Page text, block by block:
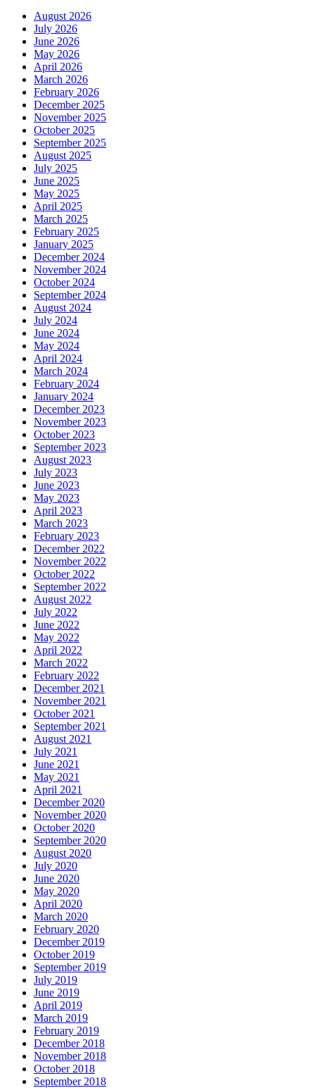
August 2026
July 2026
June 2026
May 2026
April 2026
March 2026
February 2026
December 2025
November 2025
October 2025
September 2025
August 2025
July 2025
June 2025
May 2025
April 2025
March 2025
February 2025
January 2025
December 2024
November 2024
October 2024
September 2024
August 2024
July 2024
June 2024
May 2024
April 2024
March 2024
February 2024
January 2024
December 2023
November 2023
October 2023
September 2023
August 2023
July 2023
June 2023
May 2023
April 2023
March 2023
February 2023
December 2022
November 2022
October 2022
September 2022
August 2022
July 2022
June 2022
May 2022
April 2022
March 2022
February 2022
December 2021
November 2021
October 2021
September 2021
August 2021
July 2021
June 2021
May 2021
April 2021
December 2020
November 2020
October 2020
September 2020
August 2020
July 2020
June 2020
May 2020
April 2020
March 2020
February 2020
December 2019
October 2019
September 2019
July 2019
June 2019
April 2019
March 2019
February 2019
December 2018
November 2018
October 2018
September 2018